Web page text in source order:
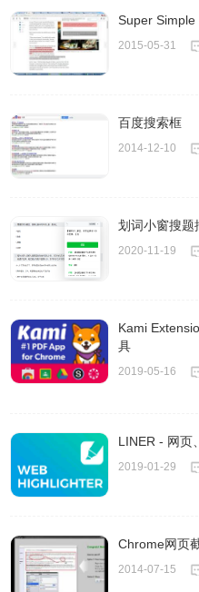
domain.com 则可以限定检
直接使用自然语言描述也是可
它除了是开源的以外，所有
脑，不会上传云端。
WorldBrain's Memex
提供方：https://worldbrain.io
Super
2015-05-31
百度搜索框
2014-12-10
划词小窗搜题
2020-11-19
Kami
具
2019-05-16
LINER - 网页
2019-01-29
Chrome网页
2014-07-15